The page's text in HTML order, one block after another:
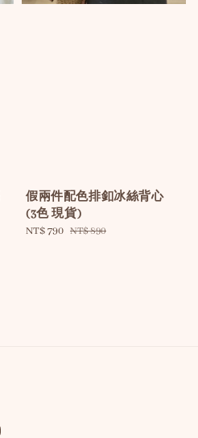
假兩件配色排釦冰絲背心
(3色 現貨)
Sale
NT$ 790 Regular
NT$ 890